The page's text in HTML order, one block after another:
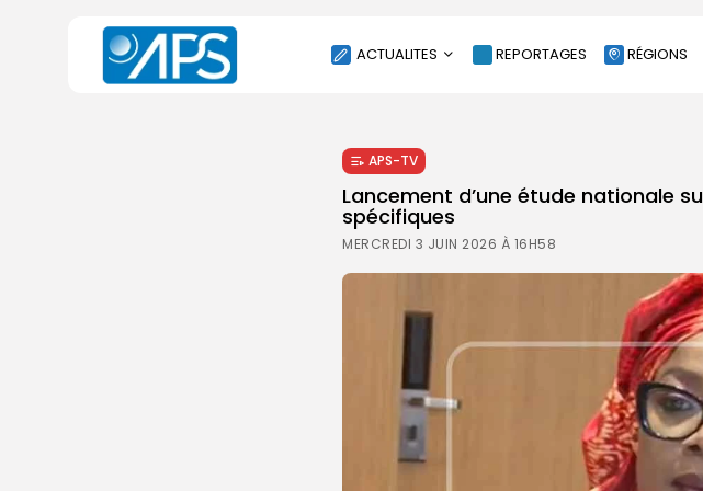
ACTUALITES
SOCIÉTÉ
ÉCONOMIE
CULTURE
AGENDA
REPORTAGES RÉGIONS
APS-TV
Lancement d’une étude nationale
spécifiques
MERCREDI 3 JUIN 2026 À 16H58